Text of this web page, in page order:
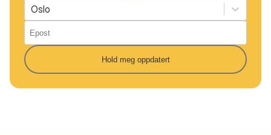
Oslo
Hold meg oppdatert